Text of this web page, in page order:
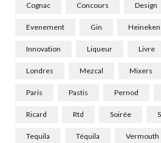
Cognac Concours Design
Evenement Gin Heineken
Innovation Liqueur Livre
Londres Mezcal Mixers
Paris Pastis Pernod
Ricard Rtd Soirée
Tequila Téquila Vermouth